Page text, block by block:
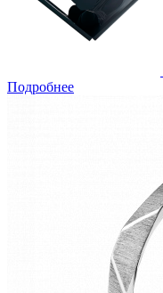
Подробнее